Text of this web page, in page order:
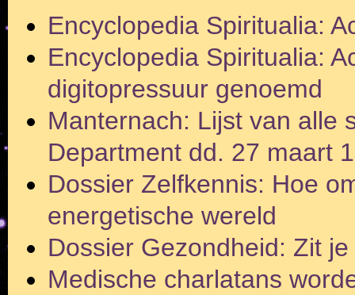
Encyclopedia Spiritualia:
Encyclopedia Spiritualia:
digitopressuur genoemd
Manternach: Lijst van alle
Department dd. 27 maart
Dossier Zelfkennis: Hoe
energetische wereld
Dossier Gezondheid: Zit
Medische charlatans